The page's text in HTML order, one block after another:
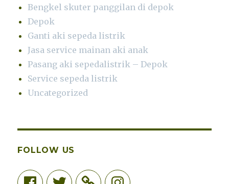
Bengkel skuter panggilan di depok
Depok
Ganti aki sepeda listrik
Jasa service mainan aki anak
Pasang aki sepedalistrik – Depok
Service sepeda listrik
Uncategorized
FOLLOW US
FacebookTwitter Instagram